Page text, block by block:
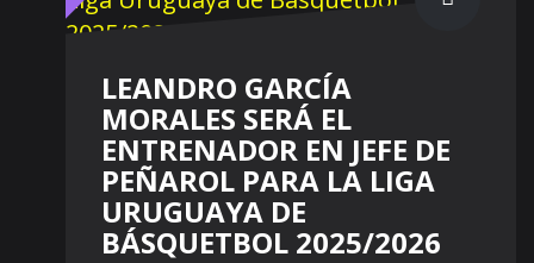
LEANDRO GARCÍA
MORALES SERÁ EL
ENTRENADOR EN JEFE DE
PEÑAROL PARA LA LIGA
URUGUAYA DE
BÁSQUETBOL 2025/2026